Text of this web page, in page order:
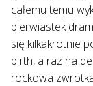
całemu temu
pierwiastek
się kilkakrotnie
birth, a raz na
rockowa